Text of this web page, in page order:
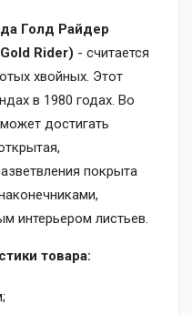
Голд Райдер
Rider) - считается
хвойных. Этот
в 1980 годах. Во
достигать
покрыта
интерьером листьев.
товара: